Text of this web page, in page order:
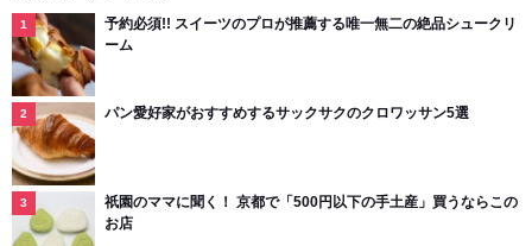
予約必須!! スイーツのプロが推薦する唯一無二の絶品シュークリ
ーム
パン愛好家がおすすめするサックサクのクロワッサン5選
祇園のママに聞く！ 京都で「500円以下の手土産」買うならこの
お店